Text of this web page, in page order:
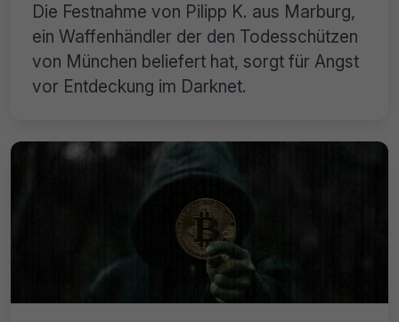
Die Festnahme von Pilipp K. aus Marburg,
ein Waffenhändler der den Todesschützen
von München beliefert hat, sorgt für Angst
vor Entdeckung im Darknet.